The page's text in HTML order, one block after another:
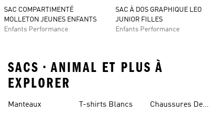
SAC COMPARTIMENTÉ
MOLLETON JEUNES ENFANTS
Enfants Performance
SAC À DOS GRAPHIQUE LEO
JUNIOR FILLES
Enfants Performance
SACS • ANIMAL ET PLUS À
EXPLORER
Manteaux T-shirts Blancs
Chaussures De